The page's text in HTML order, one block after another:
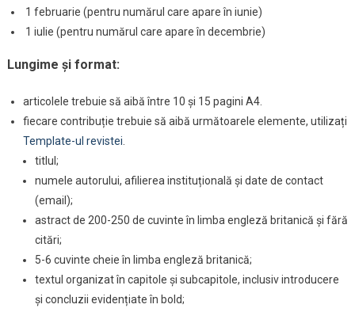
1 februarie (pentru numărul care apare în iunie)
1 iulie (pentru numărul care apare în decembrie)
Lungime și format:
articolele trebuie să aibă între 10 și 15 pagini A4.
fiecare contribuție trebuie să aibă următoarele elemente, utilizați
Template-ul revistei
titlul;
numele autorului, afilierea instituțională și date de contact
(email);
astract de 200-250 de cuvinte în limba engleză britanică și fără
citări;
5-6 cuvinte cheie în limba engleză britanică;
textul organizat în capitole și subcapitole, inclusiv introducere
și concluzii evidențiate în bold;